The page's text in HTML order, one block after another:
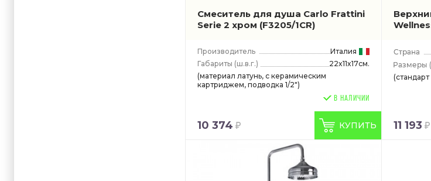
Смеситель для душа Carlo Frattini
Serie 2 хром (F3205/1CR)
Производитель
Италия
Габариты (ш.в.г.)
22x11x17см.
(материал латунь, с керамическим
картриджем, подводка 1/2")
В НАЛИЧИИ
10 374 КУПИТЬ 11 193